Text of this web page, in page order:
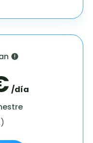
/día